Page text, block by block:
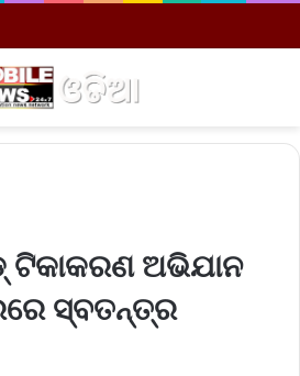
ଟିକାକରଣ ଅଭିଯାନ
ସ୍ବତନ୍ତ୍ର